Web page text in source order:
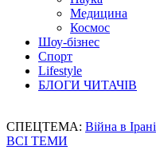
Медицина
Космос
Шоу-бізнес
Спорт
Lifestyle
БЛОГИ ЧИТАЧІВ
СПЕЦТЕМА: Війна в Ірані
ВСІ ТЕМИ